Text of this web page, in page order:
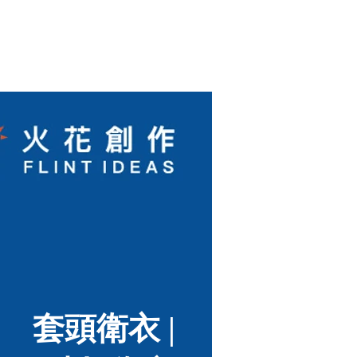
套頭衛衣 |